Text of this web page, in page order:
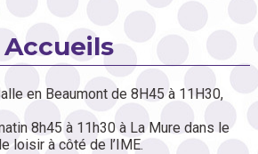
Accueils
en Beaumont de 8H45 à 11H30,
8h45 à 11h30 à La Mure dans le
loisir à côté de l’IME.